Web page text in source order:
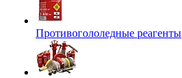
Противогололедные реагенты